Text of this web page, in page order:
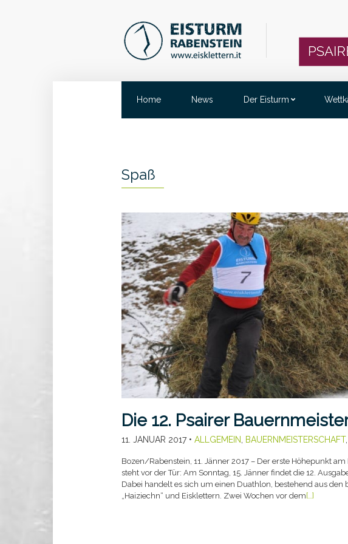
Home News Der Eisturm
Spaß
Die 12. Psairer
11. JANUAR 2017• ALLGEMEIN BAUERNMEISTERSCHAFT,
Bozen/Rabenstein, 11. Jänner 2017 – Der erste Höhepunkt
steht vor der Tür: Am Sonntag, 15. Jänner findet die 12.
Dabei handelt es sich um einen Duathlon, bestehend aus
„Haiziechn“ und Eisklettern. Zwei Wochen vor dem […]